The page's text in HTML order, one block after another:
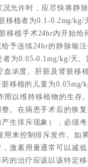
允许时，应尽快将静
植者为0.1-0.2mg/kg/
移植手术24hr内开始给
予连续24hr的静脉输
为0.05-0.1mg/kg/天
浓度。肝脏及肾脏移
移植的儿童为0.05mg/
以维持移植物的生存
。在病患手术后的恢
生排斥现象），必须
来控制排斥发作。如
激素用量通常可以减
的治疗应该以该特定